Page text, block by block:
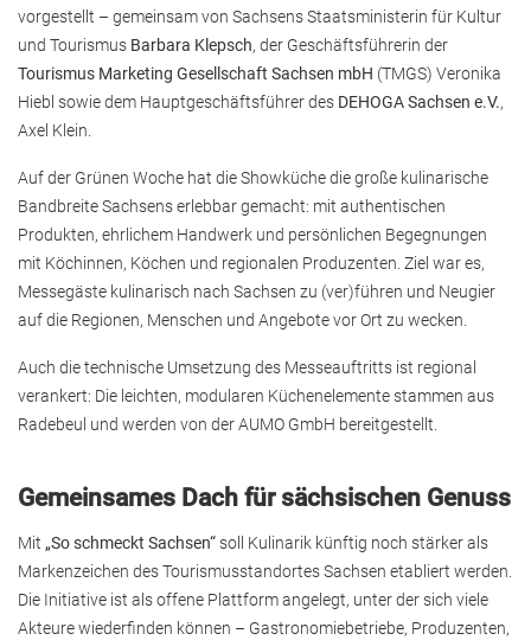
vorgestellt – gemeinsam von Sachsens Staatsministerin für Kultur
und Tourismus Barbara Klepsch, der Geschäftsführerin der
Tourismus Marketing Gesellschaft Sachsen mbH (TMGS) Veronika
Hiebl sowie dem Hauptgeschäftsführer des DEHOGA Sachsen e.V.,
Axel Klein.
Auf der Grünen Woche hat die Showküche die große kulinarische
Bandbreite Sachsens erlebbar gemacht: mit authentischen
Produkten, ehrlichem Handwerk und persönlichen Begegnungen
mit Köchinnen, Köchen und regionalen Produzenten. Ziel war es,
Messegäste kulinarisch nach Sachsen zu (ver)führen und Neugier
auf die Regionen, Menschen und Angebote vor Ort zu wecken.
Auch die technische Umsetzung des Messeauftritts ist regional
verankert: Die leichten, modularen Küchenelemente stammen aus
Radebeul und werden von der AUMO GmbH bereitgestellt.
Gemeinsames Dach für sächsischen Genuss
Mit „So schmeckt Sachsen“soll Kulinarik künftig noch stärker als
Markenzeichen des Tourismusstandortes Sachsen etabliert werden.
Die Initiative ist als offene Plattform angelegt, unter der sich viele
Akteure wiederfinden können – Gastronomiebetriebe, Produzenten,